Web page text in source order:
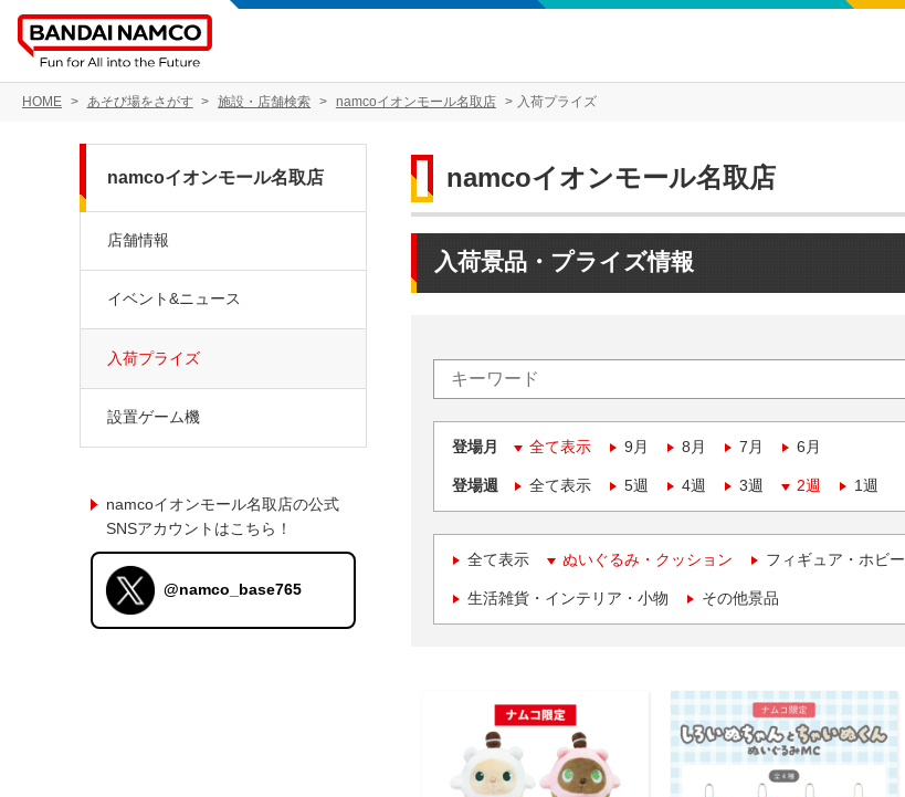
HOME あそび場をさがす 施設・店舗検索 namcoイオンモール名取店 入荷プライズ
namcoイオンモール名取店
入荷景品・プライズ情報
登場月 全て表示 9月 8月 7月 6月
登場週 全て表示 5週 4週 3週 2週 1週
全て表示 ぬいぐるみ・クッション フィギュア・ホビー
生活雑貨・インテリア・小物 その他景品
namcoイオンモール名取店
店舗情報
イベント&ニュース
入荷プライズ
設置ゲーム機
namcoイオンモール名取店の公式
SNSアカウントはこちら！
@namco_base765